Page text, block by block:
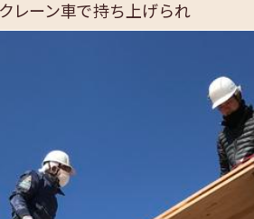
レーン車で持ち上げられ